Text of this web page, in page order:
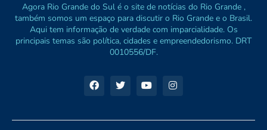
Agora Rio Grande do Sul é o site de notícias do Rio Grande ,
também somos um espaço para discutir o Rio Grande e o Brasil.
Aqui tem informação de verdade com imparcialidade. Os
principais temas são política, cidades e empreendedorismo. DRT
0010556/DF.